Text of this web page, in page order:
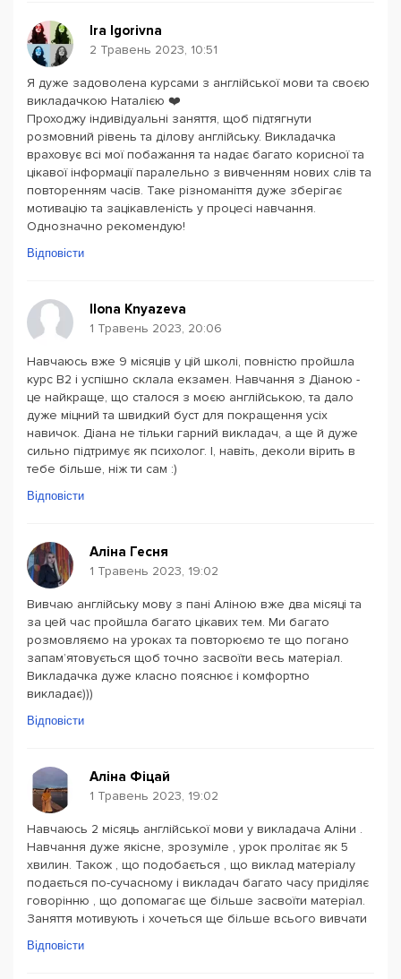
Ira Igorivna
2 Травень 2023, 10:51
Я дуже задоволена курсами з англійської мови та своєю
викладачкою Наталією ❤️
Проходжу індивідуальні заняття, щоб підтягнути
розмовний рівень та ділову англійську. Викладачка
враховує всі мої побажання та надає багато корисної та
цікавої інформації паралельно з вивченням нових слів та
повторенням часів. Таке різноманіття дуже зберігає
мотивацію та зацікавленість у процесі навчання.
Однозначно рекомендую!
Відповісти
Ilona Knyazeva
1 Травень 2023, 20:06
Навчаюсь вже 9 місяців у цій школі, повністю пройшла
курс В2 і успішно склала екзамен. Навчання з Діаною -
це найкраще, що сталося з моєю англійською, та дало
дуже міцний та швидкий буст для покращення усіх
навичок. Діана не тільки гарний викладач, а ще й дуже
сильно підтримує як психолог. І, навіть, деколи вірить в
тебе більше, ніж ти сам :)
Відповісти
Аліна Гесня
1 Травень 2023, 19:02
Вивчаю англійську мову з пані Аліною вже два місяці та
за цей час пройшла багато цікавих тем. Ми багато
розмовляємо на уроках та повторюємо те що погано
запамʼятовується щоб точно засвоїти весь матеріал.
Викладачка дуже класно пояснює і комфортно
викладає)))
Відповісти
Аліна Фіцай
1 Травень 2023, 19:02
Навчаюсь 2 місяць англійської мови у викладача Аліни .
Навчання дуже якісне, зрозуміле , урок пролітає як 5
хвилин. Також , що подобається , що виклад матеріалу
подається по-сучасному і викладач багато часу приділяє
говорінню , що допомагає ще більше засвоїти матеріал.
Заняття мотивують і хочеться ще більше всього вивчати
Відповісти